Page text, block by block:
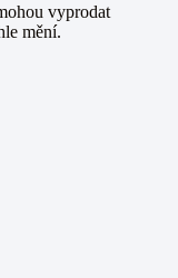
vyprodat
mění.